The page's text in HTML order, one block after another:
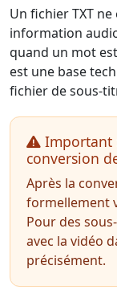
Un fichier TXT
information
quand un mot
est une base
fichier de sous-
Important
conversion
Après la
formellement
Pour des
avec la vidéo
précisément.